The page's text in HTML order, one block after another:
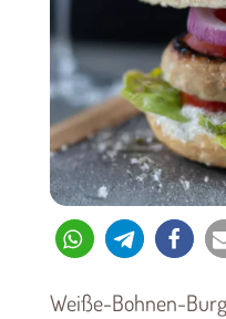
Weiße-Bohnen-